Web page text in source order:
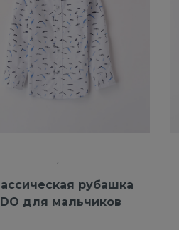
рубашка
для мальчиков